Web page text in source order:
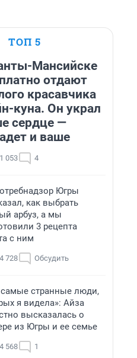
ТОП 5
Мансийске
отдают
красавчика
куна. Он украл
сердце —
и ваше
053 4
Югры
как выбрать
арбуз, а мы
3 рецепта
с ним
728 Обсудить
самые странные люди,
я видела»: Айза
высказалась о
из Югры и ее семье
568 1